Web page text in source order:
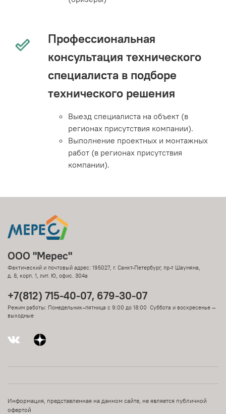
Профессиональная
консультация технического
специалиста в подборе
технического решения
Выезд специалиста на объект (в
регионах присутствия компании).
Выполнение проектных и монтажных
работ (в регионах присутствия
компании).
ООО "Мерес"
Фактический и почтовый адрес: 195027, г. Санкт-Петербург, пр-т Шаумяна,
д. 8, корп. 1, лит. Ю, офис. 304а
+7(812) 715-40-07, 679-30-07
Режим работы: Понедельник–пятница с 9:00 до 18:00 Суббота и воскресенье —
выходные
Информация, представленная на данном сайте, не является публичной
офертой